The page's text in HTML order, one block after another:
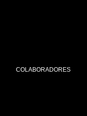
COLABORADORES